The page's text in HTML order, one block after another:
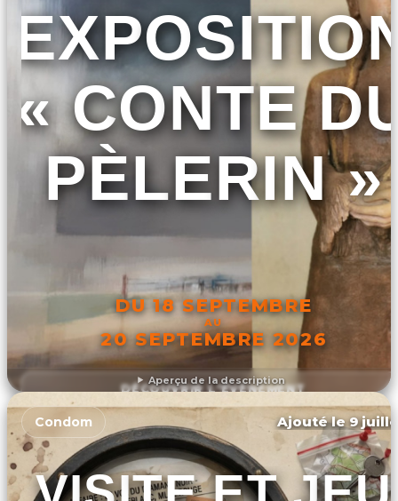
Aperçu de la description
« CONTE
PÈLERIN »
DU 18 SEPTEMBRE
AU
20 SEPTEMBRE 2026
DÉCOUVRIR L'ÉVÉNEMENT
Condom Ajouté le 9